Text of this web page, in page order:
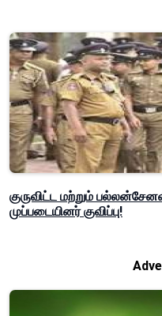
குருவிட்ட மற்றும்
முப்படையினர் குவிப்பு!